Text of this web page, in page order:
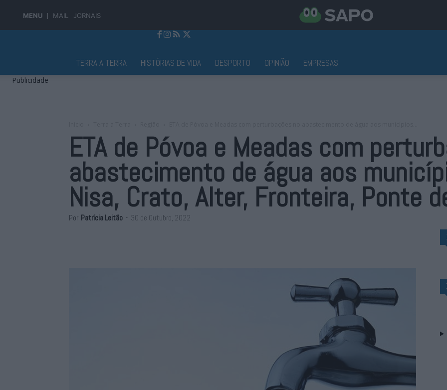
MENU MAIL JORNAIS
TERRA A TERRA HISTÓRIAS DE VIDA DESPORTO OPINIÃO EMPRESAS
Publicidade
ETA de Póvoa e Meadas com
abastecimento de água aos
Nisa, Crato, Alter, Fronteira, Ponte
Por Patrícia Leitão - 30 de Outubro, 2022